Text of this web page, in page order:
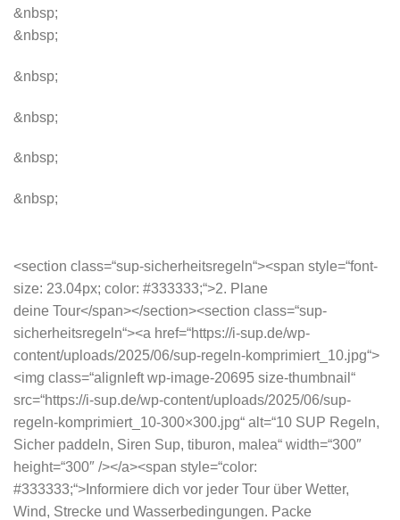
&nbsp;
&nbsp;
&nbsp;
&nbsp;
&nbsp;
&nbsp;
<section class=“sup-sicherheitsregeln“><span style=“font-
size: 23.04px; color: #333333;“>2. Plane
deine Tour</span></section><section class=“sup-
sicherheitsregeln“><a href=“https://i-sup.de/wp-
content/uploads/2025/06/sup-regeln-komprimiert_10.jpg“>
<img class=“alignleft wp-image-20695 size-thumbnail“
src=“https://i-sup.de/wp-content/uploads/2025/06/sup-
regeln-komprimiert_10-300×300.jpg“ alt=“10 SUP Regeln,
Sicher paddeln, Siren Sup, tiburon, malea“ width=“300″
height=“300″ /></a><span style=“color:
#333333;“>Informiere dich vor jeder Tour über Wetter,
Wind, Strecke und Wasserbedingungen. Packe